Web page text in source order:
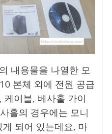
내용물을 나열한 모
본체 외에 전원 공급
케이블, 베사홀 가이
홀의 경우에는 모니
되어 있는데요, 마